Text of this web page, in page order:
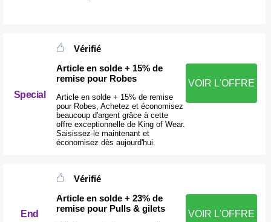
Special
Vérifié
Article en solde + 15% de
remise pour Robes
Article en solde + 15% de remise
pour Robes, Achetez et économisez
beaucoup d'argent grâce à cette
offre exceptionnelle de King of Wear.
Saisissez-le maintenant et
économisez dès aujourd'hui.
VOIR L'OFFRE
End
Vérifié
Article en solde + 23% de
remise pour Pulls & gilets
VOIR L'OFFRE